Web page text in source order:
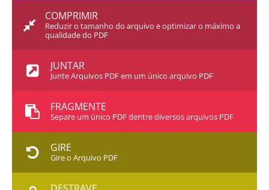
COMPRIMIR
Reduzir o tamanho do arquivo e optimizar o máximo a
qualidade do PDF
JUNTAR
Junte Arquivos PDF em um único arquivo PDF
FRAGMENTE
Separe um único PDF dentre diversos arquivos PDF
GIRE
Gire o Arquivo PDF